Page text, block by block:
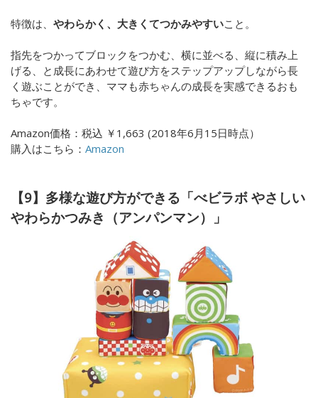
特徴は、 やわらかく、大きくてつかみやすいこと 。
指先をつかってブロックをつかむ、横に並べる、縦に積み上
げる、と成長にあわせて遊び方をステップアップしながら長
く遊ぶことができ、ママも赤ちゃんの成長を実感できるおも
ちゃです。
Amazon価格： 税込 ￥1,663 (2018年6月15日時点）
購入はこちら： Amazon
【9】多様な遊び方ができる「べビラボ やさしい
やわらかつみき（アンパンマン）」